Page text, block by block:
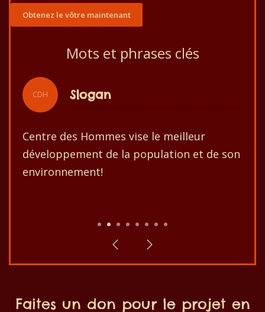
Obtenez le vôtre maintenant
Mots et phrases clés
CDH Slogan
Centre des Hommes vise le meilleur
développement de la population et de son
environnement!
1 2 3 4 5 6 7
Faites un don pour le projet en